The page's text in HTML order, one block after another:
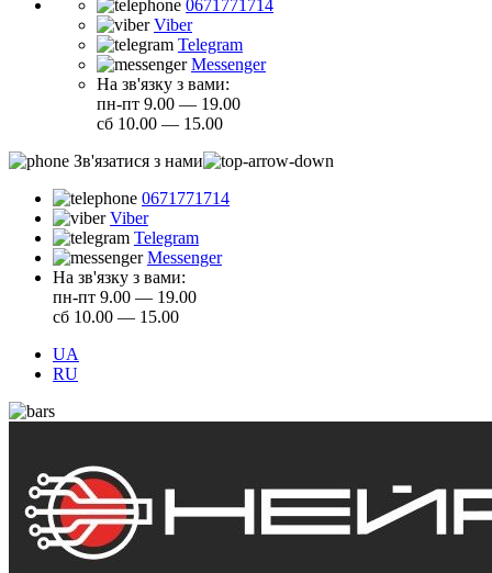
0671771714
Viber
Telegram
Messenger
На зв'язку з вами:
пн-пт 9.00 — 19.00
сб 10.00 — 15.00
Зв'язатися з нами
0671771714
Viber
Telegram
Messenger
На зв'язку з вами:
пн-пт 9.00 — 19.00
сб 10.00 — 15.00
UA
RU